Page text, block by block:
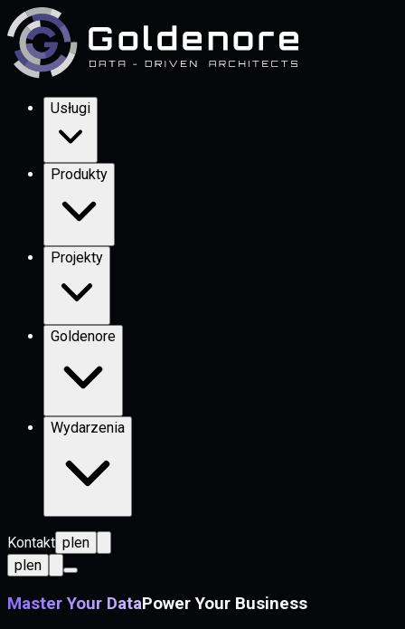
Usługi
Produkty
Projekty
Goldenore
Wydarzenia
Kontakt plen
plen
Master Your DataPower Your Business